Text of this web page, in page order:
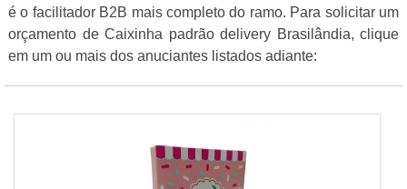
é o facilitador B2B mais completo do ramo. Para solicitar um
orçamento de Caixinha padrão delivery Brasilândia, clique
em um ou mais dos anuciantes listados adiante: